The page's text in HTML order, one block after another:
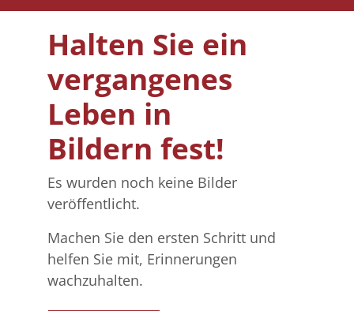
Halten Sie ein
vergangenes
Leben in
Bildern fest!
Es wurden noch keine Bilder
veröffentlicht.
Machen Sie den ersten Schritt und
helfen Sie mit, Erinnerungen
wachzuhalten.